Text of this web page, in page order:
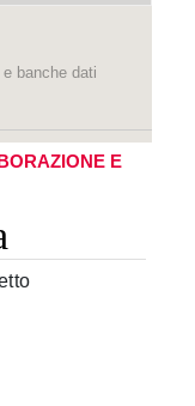
banche dati
E